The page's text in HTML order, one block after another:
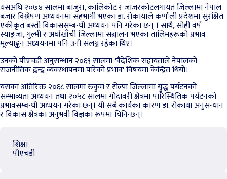
यसअघि २०७४ सालमा बाजुरा, कालिकोट र जाजरकोटलगायत जिल्लामा नेपाल
बजार विश्लेषण अध्ययनमा सहभागी भएका डा. रोकायाले कर्णाली प्रदेशमा सुरक्षित
एकीकृत बस्ती विकाससम्बन्धी अध्ययन पनि गरेका छन् । साथै, सोही वर्ष
स्याङ्जा, गुल्मी र अर्घाखाँची जिल्लामा सञ्चालन भएका तालिमहरूको प्रभाव
मूल्याङ्कन अध्ययनमा पनि उनी संलग्न रहेका थिए।
उनको पीएचडी अनुसन्धान २०६९ सालमा 'वैदेशिक सहायताले नेपालको
राजनीतिक द्वन्द्व व्यवस्थापनमा पारेको प्रभाव' विषयमा केन्द्रित थियो।
यसका अतिरिक्त २०६८ सालमा रुकुम र रोल्पा जिल्लामा युद्ध पर्यटनको
सम्भाव्यता अध्ययन तथा २०५८ सालमा गोदावरी क्षेत्रमा पारिस्थितिक पर्यटनको
प्रभावसम्बन्धी अध्ययन गरेका छन्। यी सबै कार्यका कारण डा. रोकाया अनुसन्धान
र विकास क्षेत्रका अनुभवी विज्ञका रूपमा चिनिन्छन्।
शिक्षा
पीएचडी